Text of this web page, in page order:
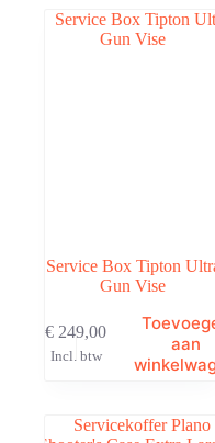
Service Box Tipton
Gun Vise
€ 249,00
Incl. btw
aan